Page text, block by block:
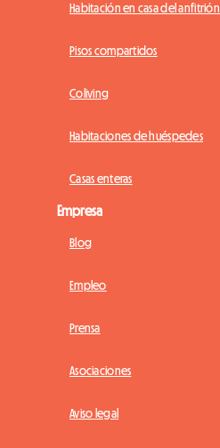
Habitación en casa del anfitrión
Pisos compartidos
Coliving
Habitaciones de huéspedes
Casas enteras
Empresa
Blog
Empleo
Prensa
Asociaciones
Aviso legal